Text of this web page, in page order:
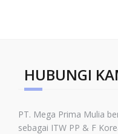
HUBUNGI
PT. Mega Prima Mulia
sebagai ITW PP & F